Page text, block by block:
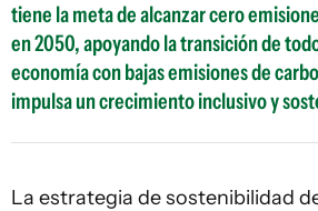
tiene la meta de alcanzar cero
en 2050, apoyando la transición de
economía con bajas emisiones de
impulsa un crecimiento inclusivo y
La estrategia de sostenibilidad